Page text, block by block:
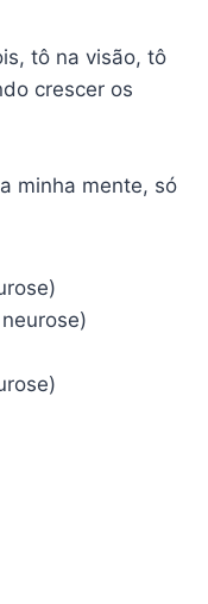
tô na visão, tô
crescer os
minha mente, só